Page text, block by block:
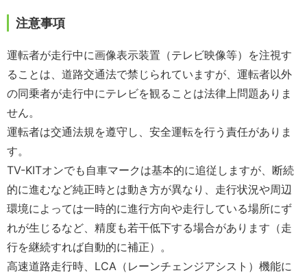
注意事項
運転者が走行中に画像表示装置（テレビ映像等）を注視す
ることは、道路交通法で禁じられていますが、運転者以外
の同乗者が走行中にテレビを観ることは法律上問題ありま
せん。
運転者は交通法規を遵守し、安全運転を行う責任がありま
す。
TV-KITオンでも自車マークは基本的に追従しますが、断続
的に進むなど純正時とは動き方が異なり、走行状況や周辺
環境によっては一時的に進行方向や走行している場所にず
れが生じるなど、精度も若干低下する場合があります（走
行を継続すれば自動的に補正）。
高速道路走行時、LCA（レーンチェンジアシスト）機能に